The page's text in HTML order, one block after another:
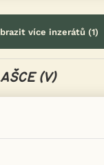
více inzerátů (1)
(V)